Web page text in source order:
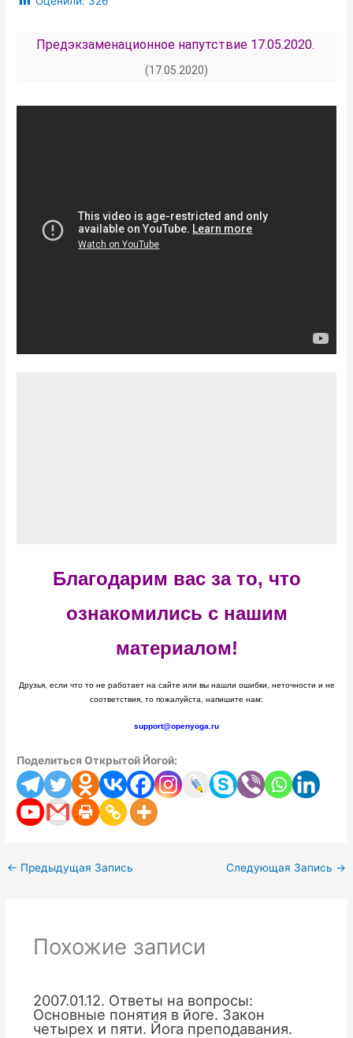
Предэкзаменационное напутствие 17.05.2020.
(17.05.2020)
Благодарим вас за то, что
ознакомились с нашим
материалом!
Друзья, если что то не работает на сайте или вы нашли ошибки, неточности и не
соответствия, то пожалуйста, напишите нам:
support@openyoga.ru
Поделиться Открытой Йогой:
← Предыдущая Запись Следующая Запись →
Похожие записи
2007.01.12. Ответы на вопросы:
Основные понятия в йоге. Закон
четырех и пяти. Йога преподавания.